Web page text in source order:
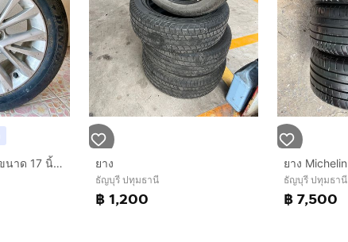
ล้อแม็กแท้ Toyota ขนาด 17 นิ้ว แบบ 10 ก้านคู่ สภาพเดิมใช้งานทั่วไปขนาดล้อ 17 นิ้วประเภทรถ เหมาะสำหรับ Toyota ยาง
ธัญบุรี ปทุมธานี
฿ 1,200
ธัญบุรี ปทุมธานี
฿ 7,500